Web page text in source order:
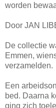
worden
Door JAN
De collectie
Emmen,
verzamelden.
Een
bed. Daarna
ging zich